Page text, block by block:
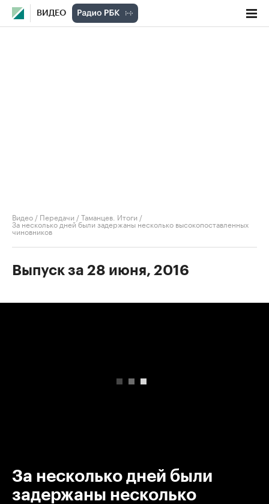
ВИДЕО
Видео / Передачи /Таманцев. Итоги /
За несколько дней были задержаны несколько высокопоставленных
чиновников
Выпуск за 28 июня, 2016
За несколько дней были
задержаны несколько